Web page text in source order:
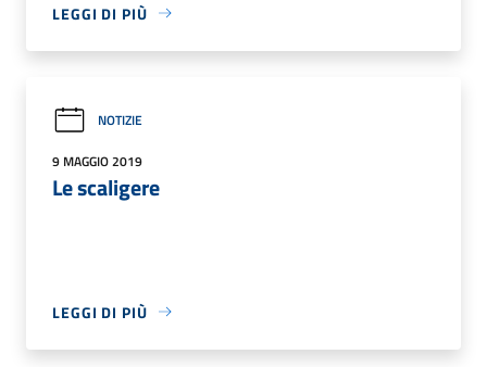
LEGGI DI PIÙ
NOTIZIE
9 MAGGIO 2019
Le scaligere
LEGGI DI PIÙ